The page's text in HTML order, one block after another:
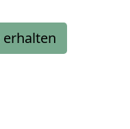
erhalten